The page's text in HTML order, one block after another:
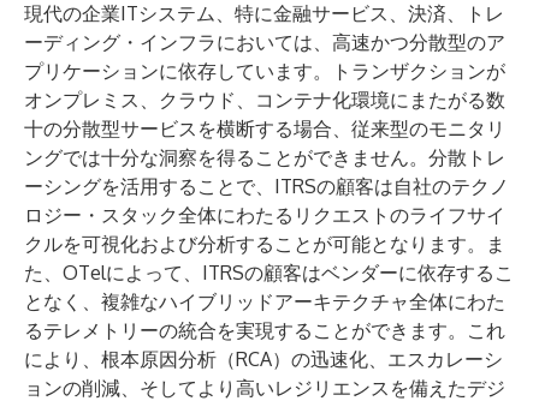
現代の企業ITシステム、特に金融サービス、決済、トレ
ーディング・インフラにおいては、高速かつ分散型のア
プリケーションに依存しています。トランザクションが
オンプレミス、クラウド、コンテナ化環境にまたがる数
十の分散型サービスを横断する場合、従来型のモニタリ
ングでは十分な洞察を得ることができません。分散トレ
ーシングを活用することで、ITRSの顧客は自社のテクノ
ロジー・スタック全体にわたるリクエストのライフサイ
クルを可視化および分析することが可能となります。ま
た、OTelによって、ITRSの顧客はベンダーに依存するこ
となく、複雑なハイブリッドアーキテクチャ全体にわた
るテレメトリーの統合を実現することができます。これ
により、根本原因分析（RCA）の迅速化、エスカレーシ
ョンの削減、そしてより高いレジリエンスを備えたデジ